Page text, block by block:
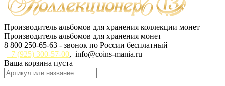
Производитель альбомов для хранения коллекции монет
Производитель альбомов для хранения монет
8 800 250-65-63 - звонок по России бесплатный
+7 (925) 300-57-00, info@coins-mania.ru
Ваша корзина пуста